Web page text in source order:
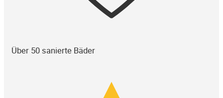
Über 50 sanierte Bäder